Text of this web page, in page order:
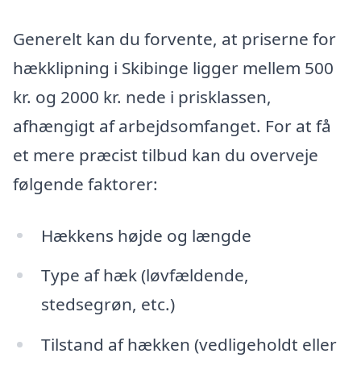
Generelt kan du forvente, at priserne for
hækklipning i Skibinge ligger mellem 500
kr. og 2000 kr. nede i prisklassen,
afhængigt af arbejdsomfanget. For at få
et mere præcist tilbud kan du overveje
følgende faktorer:
Hækkens højde og længde
Type af hæk (løvfældende,
stedsegrøn, etc.)
Tilstand af hækken (vedligeholdt eller